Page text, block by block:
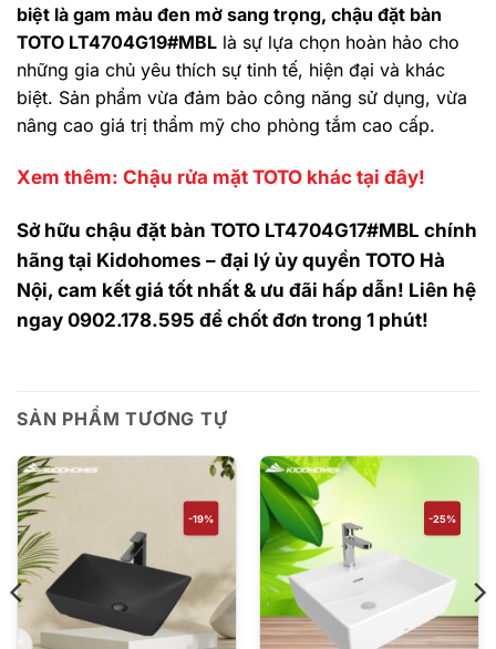
biệt là gam màu đen mờ sang trọng, chậu đặt bàn
TOTO LT4704G19#MBL là sự lựa chọn hoàn hảo cho
những gia chủ yêu thích sự tinh tế, hiện đại và khác
biệt. Sản phẩm vừa đảm bảo công năng sử dụng, vừa
nâng cao giá trị thẩm mỹ cho phòng tắm cao cấp.
Xem thêm: Chậu rửa mặt TOTO khác tại đây!
Sở hữu chậu đặt bàn TOTO LT4704G17#MBL chính
hãng tại Kidohomes – đại lý ủy quyền TOTO Hà
Nội, cam kết giá tốt nhất & ưu đãi hấp dẫn! Liên hệ
ngay 0902.178.595 để chốt đơn trong 1 phút!
SẢN PHẨM TƯƠNG TỰ
-19% -25%